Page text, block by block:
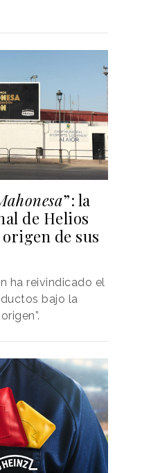
”: la
de Helios
de sus
ha reivindicado el
bajo la